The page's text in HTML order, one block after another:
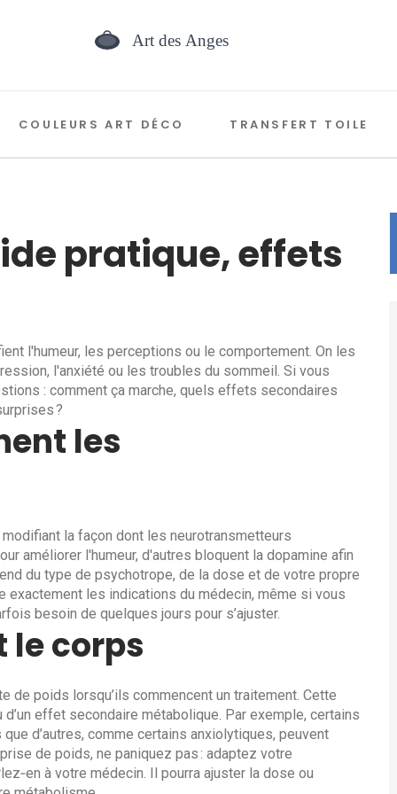
COULEURS ART DÉCO TRANSFERT TOILE
pratique, effets
l'humeur, les perceptions ou le comportement. On les
l'anxiété ou les troubles du sommeil. Si vous
: comment ça marche, quels effets secondaires
?
les
la façon dont les neurotransmetteurs
améliorer l'humeur, d'autres bloquent la dopamine afin
du type de psychotrope, de la dose et de votre propre
les indications du médecin, même si vous
besoin de quelques jours pour s’ajuster.
le corps
de poids lorsqu’ils commencent un traitement. Cette
d’un effet secondaire métabolique. Par exemple, certains
d’autres, comme certains anxiolytiques, peuvent
de poids, ne paniquez pas : adaptez votre
à votre médecin. Il pourra ajuster la dose ou